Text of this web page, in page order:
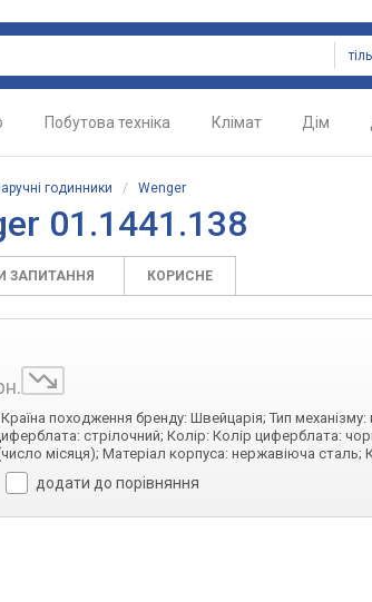
Побутова техніка Клімат Дім
годинники / Wenger
01.1441.138
ЗАПИТАННЯ КОРИСНЕ
Країна походження бренду: Швейцарія; Тип
стрілочний; Колір: Колір циферблата:
місяця); Матеріал корпуса: нержавіюча сталь;
додати до порівняння